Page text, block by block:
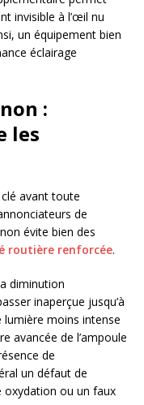
invisible à l’œil nu
un équipement bien
éclairage
:
les
avant toute
de
évite bien des
routière renforcée.
diminution
inaperçue jusqu’à
lumière moins intense
avancée de l’ampoule
de
un défaut de
oxydation ou un faux